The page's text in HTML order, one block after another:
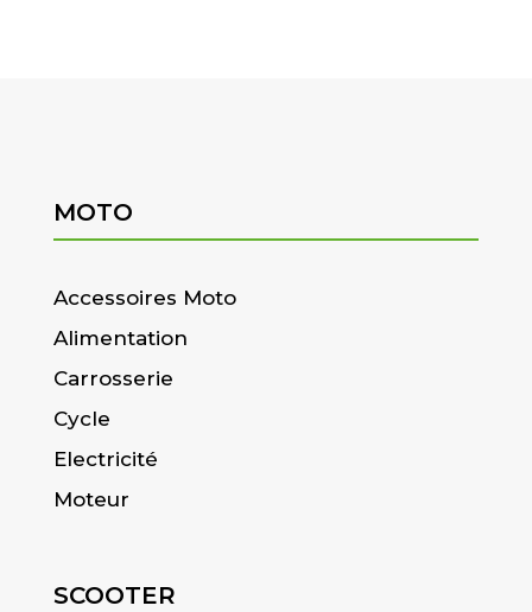
MOTO
Accessoires Moto
Alimentation
Carrosserie
Cycle
Electricité
Moteur
SCOOTER